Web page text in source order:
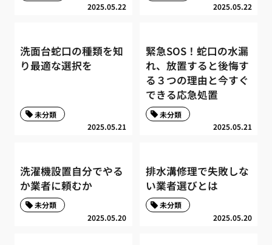
2025.05.22 2025.05.22
洗面台蛇口の種類を知
り最適な選択を
2025.05.21
未分類
緊急SOS！蛇口の水漏
れ、放置すると後悔す
る３つの理由と今すぐ
できる応急処置
2025.05.21
未分類
洗濯機設置自分でやる
か業者に頼むか
2025.05.20
未分類
排水溝修理で失敗しな
い業者選びとは
2025.05.20
未分類